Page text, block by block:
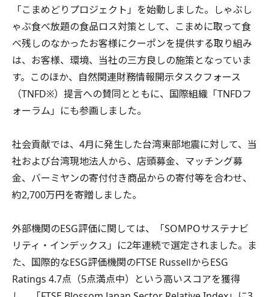
「こまめどりプロジェクト」を始動しました。しゃぶし
ゃぶ食べ放題の食品ロス対策として、こまめに取って食
べ残しのなかったお客様にクーポンを提供する取り組み
は、お客様、環境、当社の三方良しの施策となっていま
す。このほか、自然関連財務情報開示タスクフォース
（TNFD※）提言への賛同とともに、国際組織「TNFDフ
ォーラム」にも参画しました。
社会貢献では、4月に発生した台湾東部地震に対して、当
社および台湾現地法人から、店頭募金、マッチング募
金、バーミヤンの寄付付き商品からの寄付等を合わせ、
約2,700万円を寄贈しました。
外部機関のESG評価に関しては、「SOMPOサステナビ
リティ・インデックス」に2年連続で選定されました。ま
た、国際的なESG評価機関のFTSE RussellからESG
Ratings 4.7点（5点満点中）という高いスコアを獲得